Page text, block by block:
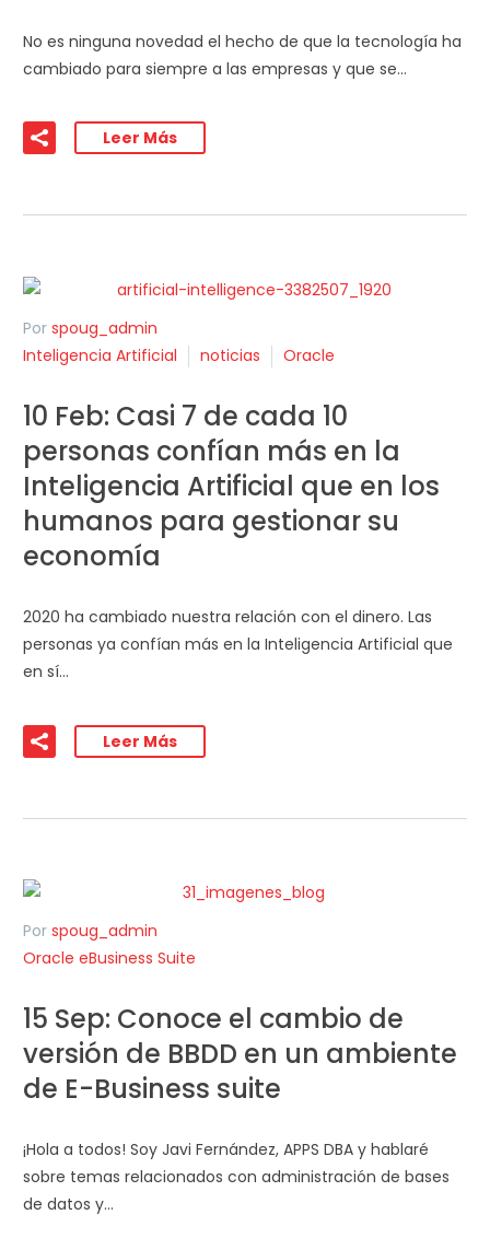
No es ninguna novedad el hecho de que la tecnología ha
cambiado para siempre a las empresas y que se…
Leer Más
Por spoug_admin
Inteligencia Artificial
noticias Oracle
10 Feb: Casi 7 de cada 10
personas confían más en la
Inteligencia Artificial que en los
humanos para gestionar su
economía
2020 ha cambiado nuestra relación con el dinero. Las
personas ya confían más en la Inteligencia Artificial que
en sí…
Leer Más
Por spoug_admin
Oracle eBusiness Suite
15 Sep: Conoce el cambio de
versión de BBDD en un ambiente
de E-Business suite
¡Hola a todos! Soy Javi Fernández, APPS DBA y hablaré
sobre temas relacionados con administración de bases
de datos y…